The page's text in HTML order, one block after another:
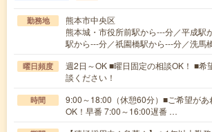
勤務地
熊本市中央区
熊本城・市役所前駅から---分／平成駅
駅から---分／祇園橋駅から---分／洗馬
曜日頻度
週2日～OK ■曜日固定の相談OK！ ■希
談ください！
時間
9:00～18:00（休憩60分）■ご希望があ
OK！早番 7:00～16:00遅番 …